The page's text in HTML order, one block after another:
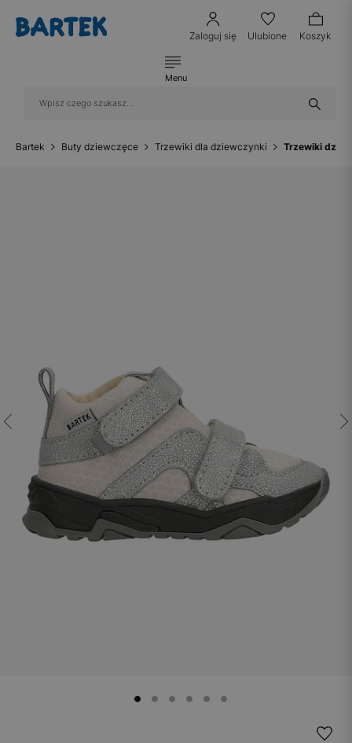
Zaloguj się Ulubione Koszyk
Menu
Bartek Buty dziewczęce Trzewiki dla dziewczynki Trzewiki